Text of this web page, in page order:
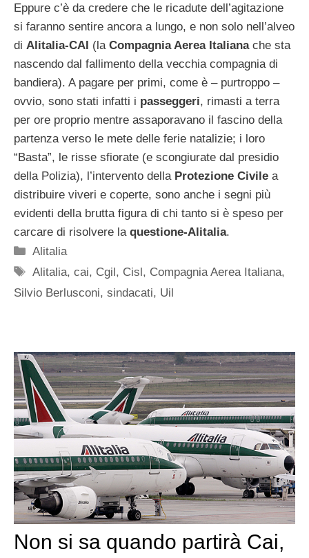
Eppure c’è da credere che le ricadute dell’agitazione
si faranno sentire ancora a lungo, e non solo nell’alveo
di Alitalia-CAI (la Compagnia Aerea Italianache sta
nascendo dal fallimento della vecchia compagnia di
bandiera). A pagare per primi, come è – purtroppo –
ovvio, sono stati infatti i passeggeri, rimasti a terra
per ore proprio mentre assaporavano il fascino della
partenza verso le mete delle ferie natalizie; i loro
“Basta”, le risse sfiorate (e scongiurate dal presidio
della Polizia), l’intervento della Protezione Civile a
distribuire viveri e coperte, sono anche i segni più
evidenti della brutta figura di chi tanto si è speso per
carcare di risolvere la questione-Alitalia.
Categorie
Alitalia
Tag
Alitalia,cai, Cgil, Cisl, Compagnia Aerea Italiana,
Silvio Berlusconi, sindacati, Uil
Non si sa quando partirà Cai,